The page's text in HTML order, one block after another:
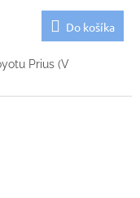
Do košíka
Prius (V